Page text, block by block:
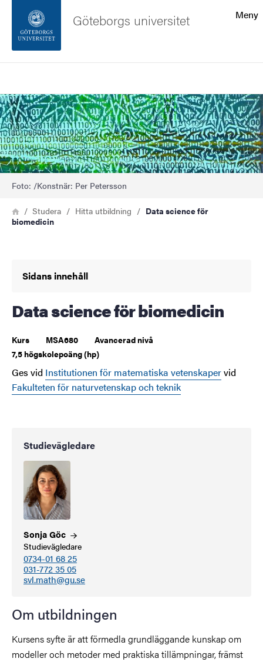
Sidfoten
Om webbplatsen
Meny
Göteborgs universitet
Bild
Foto: /Konstnär: Per Petersson
Länkstig
HemStudera Hitta utbildning
Data science för
biomedicin
Sidans innehåll
Data science för biomedicin
Kurs MSA680
Avancerad nivå
7,5 högskolepoäng (hp)
Ges vid Institutionen för matematiska vetenskapervid
Fakulteten för naturvetenskap och teknik
Studievägledare
SonjaGöc
Studievägledare
0734-01 68 25
031-772 35 05
svl.math@gu.se
Om utbildningen
Kursens syfte är att förmedla grundläggande kunskap om
modeller och metoder med praktiska tillämpningar, främst